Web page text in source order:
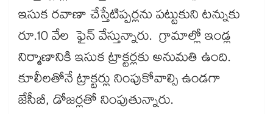
ఇసుక రవాణా చేస్తేటిప్పర్లను పట్టుకుని టన్నుకు
రూ.10 వేల ఫైన్​ వేస్తున్నారు. గ్రామాల్లో ఇండ్ల
నిర్మాణానికి ఇసుక ట్రాక్టర్లకు అనుమతి ఉంది.
కూలీలతోనే ట్రాక్టర్లు నింపుకోవాల్సి ఉండగా
జేసీబీ, డోజర్లతో నింపుతున్నారు.